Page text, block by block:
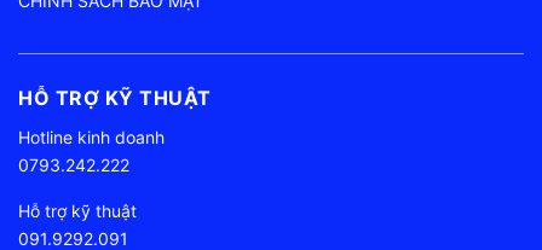
HỖ TRỢ KỸ THUẬT
Hotline kinh doanh
0793.242.222
Hỗ trợ kỹ thuật
091.9292.091